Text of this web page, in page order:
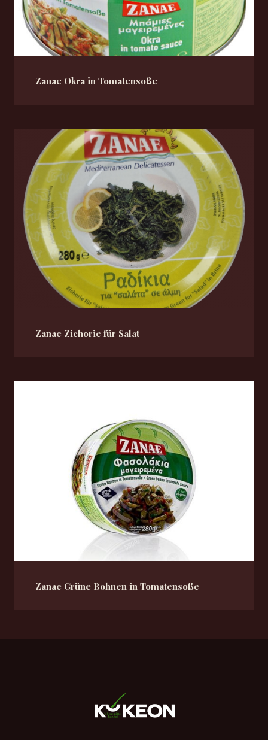
Zanae Okra in Tomatensoße
Zanae Zichorie für Salat
Zanae Grüne Bohnen in Tomatensoße